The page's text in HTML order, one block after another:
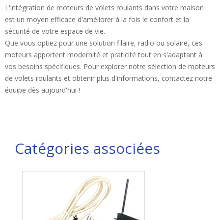
L'intégration de moteurs de volets roulants dans votre maison
est un moyen efficace d'améliorer à la fois le confort et la
sécurité de votre espace de vie.
Que vous optiez pour une solution filaire, radio ou solaire, ces
moteurs apportent modernité et praticité tout en s'adaptant à
vos besoins spécifiques. Pour explorer notre sélection de moteurs
de volets roulants et obtenir plus d'informations, contactez notre
équipe dès aujourd'hui !
Catégories associées